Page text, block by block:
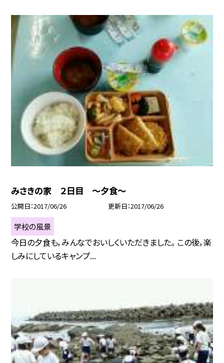
みさきの家 ２日目 〜夕食〜
公開日 2017/06/26 更新日 2017/06/26
学校の風景
今日の夕食も，みんなでおいしくいただきました。 この後，楽
しみにしているキャンプ...